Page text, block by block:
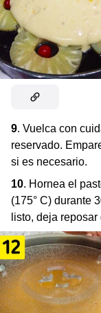
9. Vuelca con
reservado.
si es necesario.
10. Hornea el
(175° C) durante
listo, deja